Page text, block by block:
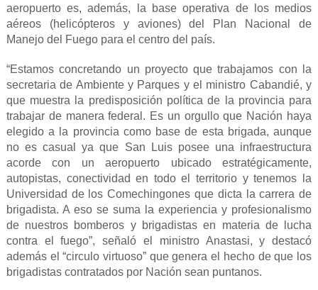
aeropuerto es, además, la base operativa de los medios
aéreos (helicópteros y aviones) del Plan Nacional de
Manejo del Fuego para el centro del país.
“Estamos concretando un proyecto que trabajamos con la
secretaria de Ambiente y Parques y el ministro Cabandié, y
que muestra la predisposición política de la provincia para
trabajar de manera federal. Es un orgullo que Nación haya
elegido a la provincia como base de esta brigada, aunque
no es casual ya que San Luis posee una infraestructura
acorde con un aeropuerto ubicado estratégicamente,
autopistas, conectividad en todo el territorio y tenemos la
Universidad de los Comechingones que dicta la carrera de
brigadista. A eso se suma la experiencia y profesionalismo
de nuestros bomberos y brigadistas en materia de lucha
contra el fuego”, señaló el ministro Anastasi, y destacó
además el “circulo virtuoso” que genera el hecho de que los
brigadistas contratados por Nación sean puntanos.